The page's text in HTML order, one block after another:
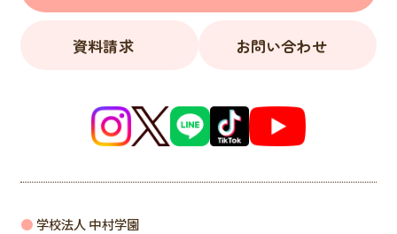
資料請求 お問い合わせ
学校法人 中村学園